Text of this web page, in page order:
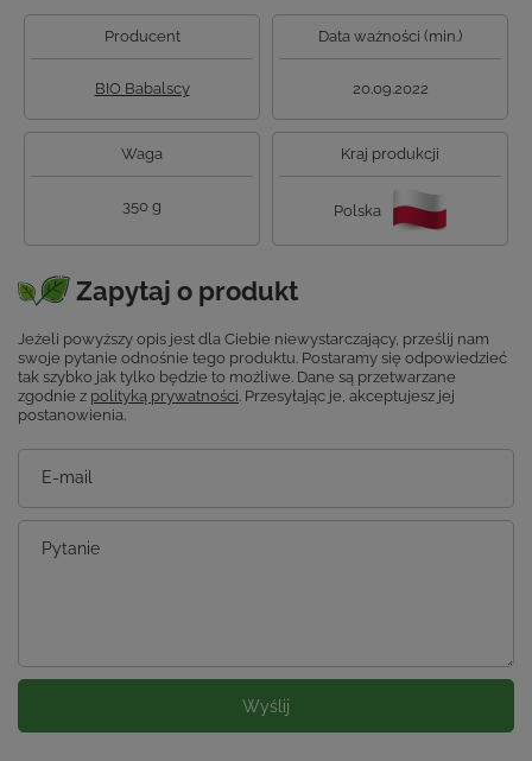
Producent
BIO Babalscy
Data ważności (min.)
20.09.2022
Waga
350 g
Kraj produkcji
Polska
Zapytaj o produkt
Jeżeli powyższy opis jest dla Ciebie niewystarczający, prześlij nam
swoje pytanie odnośnie tego produktu. Postaramy się odpowiedzieć
tak szybko jak tylko będzie to możliwe. Dane są przetwarzane
zgodnie z polityką prywatności. Przesyłając je, akceptujesz jej
postanowienia.
E-mail
Pytanie
Wyślij